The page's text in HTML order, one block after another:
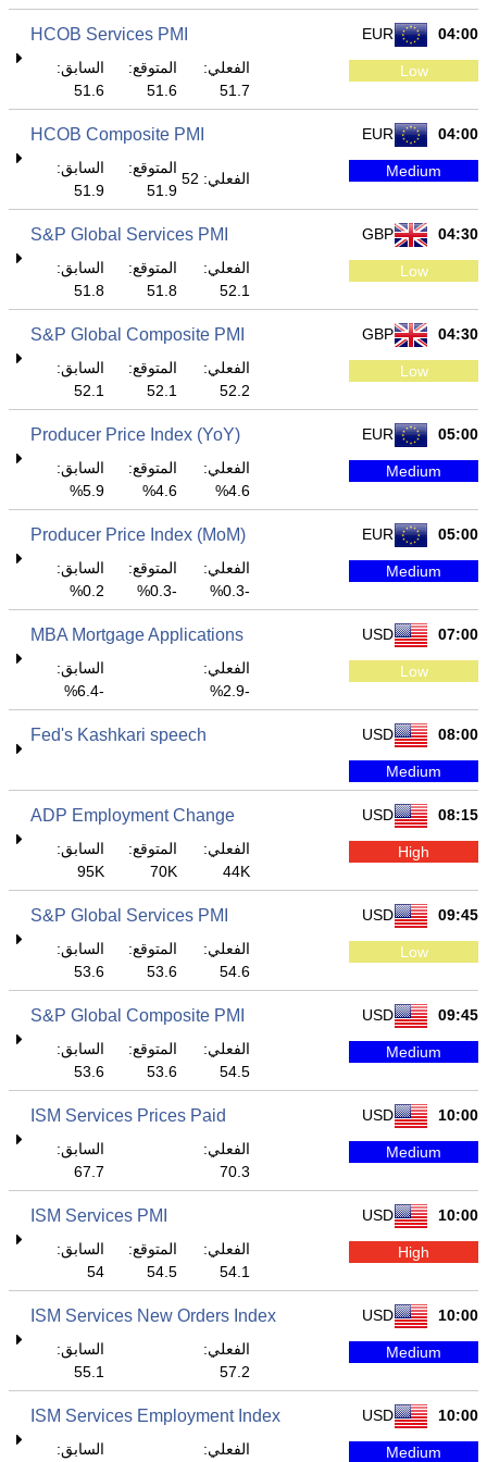
04:00
EUR
HCOB Services PMI
Low
الفعلي:
51.7
المتوقع:
51.6
السابق:
51.6
04:00
EUR
HCOB Composite PMI
Medium الفعلي: 52
المتوقع:
51.9
السابق:
51.9
04:30
GBP
S&P Global Services PMI
Low
الفعلي:
52.1
المتوقع:
51.8
السابق:
51.8
04:30
GBP
S&P Global Composite PMI
Low
الفعلي:
52.2
المتوقع:
52.1
السابق:
52.1
05:00
EUR
Producer Price Index (YoY)
Medium
الفعلي:
4.6%
المتوقع:
4.6%
السابق:
5.9%
05:00
EUR
Producer Price Index (MoM)
Medium
الفعلي:
-0.3%
المتوقع:
-0.3%
السابق:
0.2%
07:00
USD
MBA Mortgage Applications
Low
الفعلي:
-2.9%
السابق:
-6.4%
08:00
USD
Fed's Kashkari speech
Medium
08:15
USD
ADP Employment Change
High
الفعلي:
44K
المتوقع:
70K
السابق:
95K
09:45
USD
S&P Global Services PMI
Low
الفعلي:
54.6
المتوقع:
53.6
السابق:
53.6
09:45
USD
S&P Global Composite PMI
Medium
الفعلي:
54.5
المتوقع:
53.6
السابق:
53.6
10:00
USD
ISM Services Prices Paid
Medium
الفعلي:
70.3
السابق:
67.7
10:00
USD
ISM Services PMI
High
الفعلي:
54.1
المتوقع:
54.5
السابق:
54
10:00
USD
ISM Services New Orders Index
Medium
الفعلي:
57.2
السابق:
55.1
10:00
USD
ISM Services Employment Index
Medium
الفعلي:
السابق: